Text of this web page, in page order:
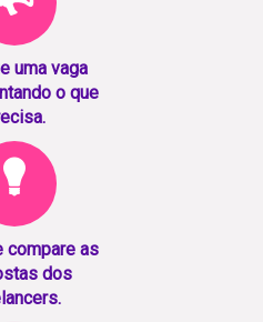
uma vaga
o que
compare as
dos